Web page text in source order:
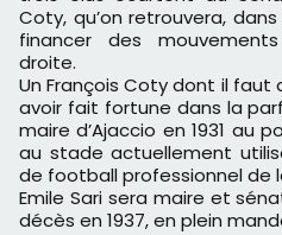
Coty, qu’on retrouvera,
financer des
droite.
Un François Coty dont il faut
avoir fait fortune dans la
maire d’Ajaccio en 1931 au
au stade actuellement
de football professionnel de
Emile Sari sera maire et
décès en 1937, en plein